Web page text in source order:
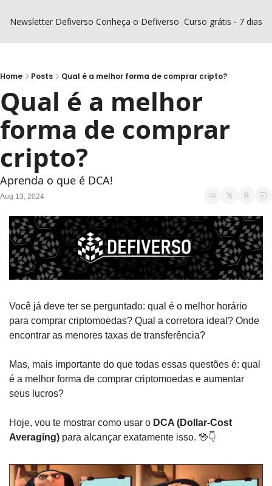
Newsletter Defiverso Conheça o Defiverso Curso grátis - 7 dias
Home Posts Qual é a melhor forma de comprar cripto?
Qual é a melhor
forma de comprar
cripto?
Aprenda o que é DCA!
Aug 13, 2024
Você já deve ter se perguntado: qual é o melhor horário
para comprar criptomoedas? Qual a corretora ideal? Onde
encontrar as menores taxas de transferência?
Mas, mais importante do que todas essas questões é: qual
é a melhor forma de comprar criptomoedas e aumentar
seus lucros?
Hoje, vou te mostrar como usar o DCA (Dollar-Cost
Averaging) para alcançar exatamente isso. 🖖👇